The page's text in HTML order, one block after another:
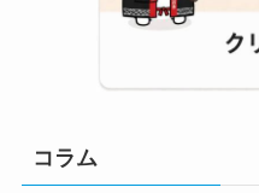
コラム